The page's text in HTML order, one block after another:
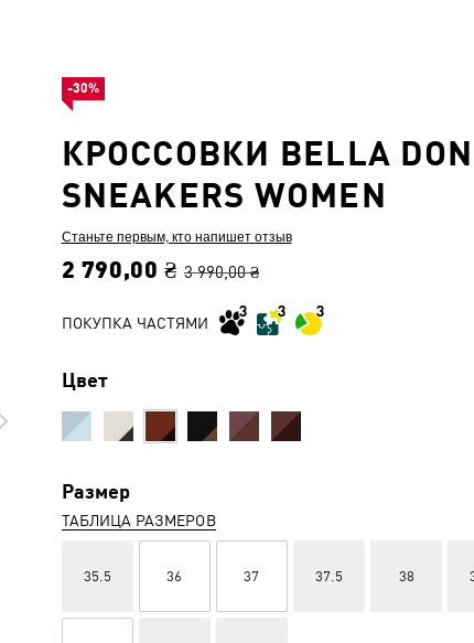
КРОССОВКИ BELLA
SNEAKERS WOMEN
Станьте первым, кто напишет отзыв
2 790,00 ₴ 3 990,00 ₴
ПОКУПКА ЧАСТЯМИ
Цвет
Размер
ТАБЛИЦА РАЗМЕРОВ
35.5 36 37 37.5 38
-30%